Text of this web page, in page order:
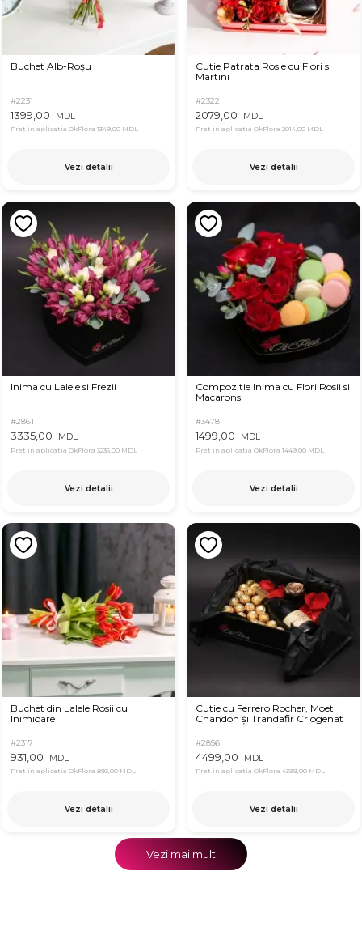
Buchet Alb-Roșu
#2231
1399,00 MDL
Pret in aplicatia OkFlora 1349,00 MDL
Vezi detalii
Cutie Patrata Rosie cu Flori si
Martini
#2322
2079,00 MDL
Pret in aplicatia OkFlora 2014,00 MDL
Vezi detalii
Inima cu Lalele si Frezii
#2861
3335,00 MDL
Pret in aplicatia OkFlora 3235,00 MDL
Vezi detalii
Compozitie Inima cu Flori Rosii si
Macarons
#3478
1499,00 MDL
Pret in aplicatia OkFlora 1449,00 MDL
Vezi detalii
Buchet din Lalele Rosii cu
Inimioare
#2317
931,00 MDL
Pret in aplicatia OkFlora 893,00 MDL
Vezi detalii
Cutie cu Ferrero Rocher, Moet
Chandon și Trandafir Criogenat
#2856
4499,00 MDL
Pret in aplicatia OkFlora 4399,00 MDL
Vezi detalii
Vezi mai mult